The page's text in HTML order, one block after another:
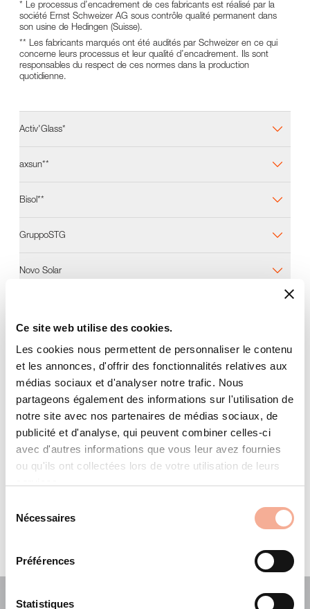
Ce site web utilise des cookies.
Les cookies nous permettent de personnaliser le contenu
et les annonces, d'offrir des fonctionnalités relatives aux
médias sociaux et d'analyser notre trafic. Nous
partageons également des informations sur l'utilisation de
notre site avec nos partenaires de médias sociaux, de
publicité et d'analyse, qui peuvent combiner celles-ci
avec d'autres informations que vous leur avez fournies
ou qu'ils ont collectées lors de votre utilisation de leurs
Nécessaires
Préférences
Statistiques
* Le processus d’encadrement de ces fabricants est réalisé par la
société Ernst Schweizer AG sous contrôle qualité permanent dans
son usine de Hedingen (Suisse).
** Les fabricants marqués ont été audités par Schweizer en ce qui
concerne leurs processus et leur qualité d’encadrement. Ils sont
responsables du respect de ces normes dans la production
quotidienne.
Activ'Glass*
axsun**
Bisol**
GruppoSTG
Novo Solar
Sonnenstromfabrik**
Si vous souhaitez obtenir davantage d’informations techniques,
n’hésitez pas à nous contacter à l’adresse
tech.solar@ernstschweizer.com.
Il existe aussi la possibilité d’autres catégories de puissance,
N’hésitez pas à demander! Pour une utilisation maximale de la
surface de toit, les différents formats d’une famille de produits peuvent
être combinés. C’est possible grâce à SPT, le logiciel de planification